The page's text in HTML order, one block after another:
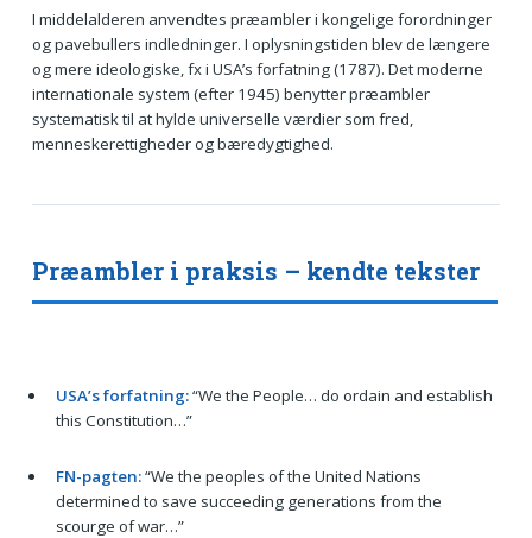
I middelalderen anvendtes præambler i kongelige forordninger
og pavebullers indledninger. I oplysningstiden blev de længere
og mere ideologiske, fx i USA’s forfatning (1787). Det moderne
internationale system (efter 1945) benytter præambler
systematisk til at hylde universelle værdier som fred,
menneskerettigheder og bæredygtighed.
Præambler i praksis – kendte tekster
USA’s forfatning:“We the People… do ordain and establish
this Constitution…”
FN-pagten:“We the peoples of the United Nations
determined to save succeeding generations from the
scourge of war…”